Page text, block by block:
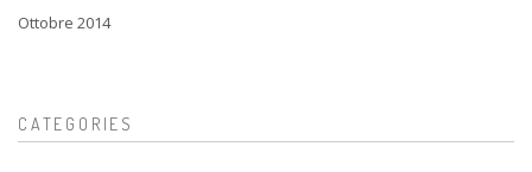
Ottobre 2014
CATEGORIES